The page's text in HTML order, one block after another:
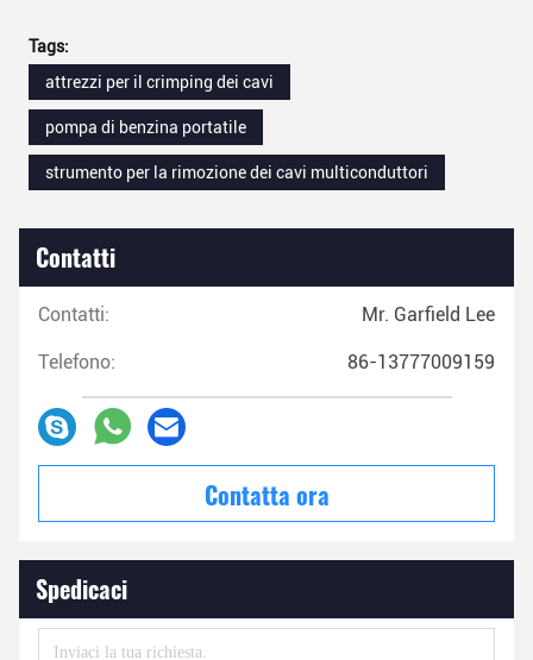
Tags:
attrezzi per il crimping dei cavi
pompa di benzina portatile
strumento per la rimozione dei cavi multiconduttori
Contatti
Contatti: Mr. Garfield Lee
Telefono: 86-13777009159
Contatta ora
Spedicaci